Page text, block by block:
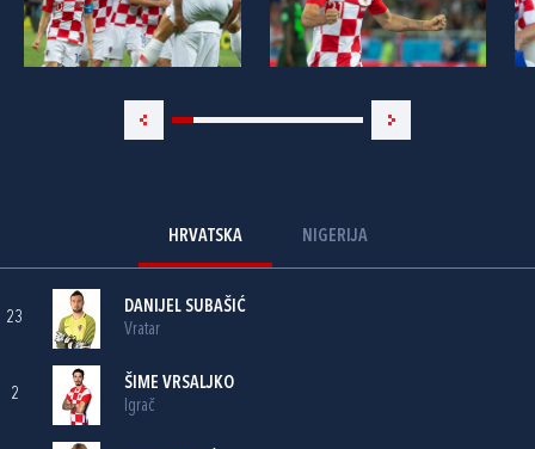
HRVATSKA NIGERIJA
23
DANIJEL SUBAŠIĆ
Vratar
2
ŠIME VRSALJKO
Igrač